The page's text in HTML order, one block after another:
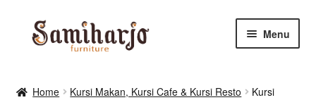
Skip
Skip
Menu
Home Kursi Makan, Kursi Cafe & Kursi Resto
Kursi